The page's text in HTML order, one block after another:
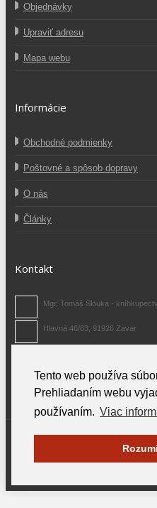
Tento web používa
Prehliadaním webu
používaním. Viac
Objednávky
Upraviť adresu
Mapa webu
Informácie
Obchodné podmienky
Poštovné a spôsob dopravy
O nás
Články
Kontakt
Mgr. Tomáš Slouka -
Hlavná 46/83, 91926 Zavar
info@auraknihy.sk
© 2026 Aura Knihy.sk.All rights